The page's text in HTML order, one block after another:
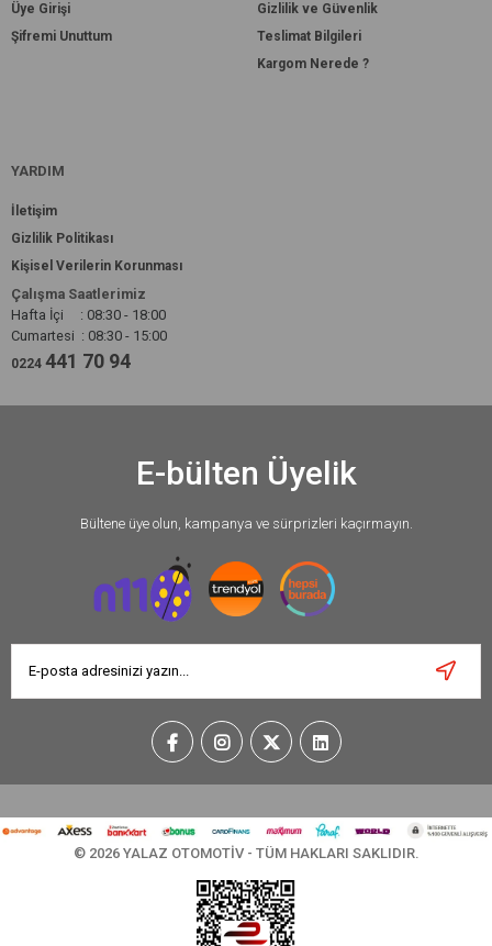
Üye Girişi
Şifremi Unuttum
Gizlilik ve Güvenlik
Teslimat Bilgileri
Kargom Nerede ?
YARDIM
İletişim
Gizlilik Politikası
Kişisel Verilerin Korunması
Çalışma Saatlerimiz
Hafta İçi : 08:30 - 18:00
Cumartesi : 08:30 - 15:00
0224 441 70 94
E-bülten Üyelik
Bültene üye olun, kampanya ve sürprizleri kaçırmayın.
© 2026 YALAZ OTOMOTİV - TÜM HAKLARI SAKLIDIR.